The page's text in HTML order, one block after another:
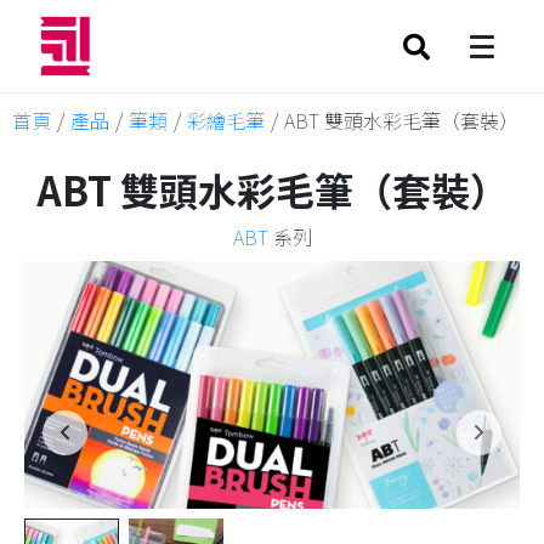
首頁 / 產品 / 筆類 / 彩繪毛筆 / ABT 雙頭水彩毛筆（套裝）
ABT 雙頭水彩毛筆（套裝）
ABT系列